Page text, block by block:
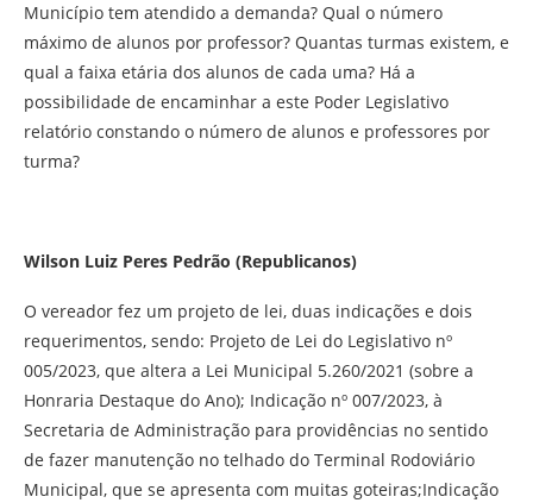
Município tem atendido a demanda? Qual o número
máximo de alunos por professor? Quantas turmas existem, e
qual a faixa etária dos alunos de cada uma? Há a
possibilidade de encaminhar a este Poder Legislativo
relatório constando o número de alunos e professores por
turma?
Wilson Luiz Peres Pedrão (Republicanos)
O vereador fez um projeto de lei, duas indicações e dois
requerimentos, sendo: Projeto de Lei do Legislativo nº
005/2023, que altera a Lei Municipal 5.260/2021 (sobre a
Honraria Destaque do Ano); Indicação nº 007/2023, à
Secretaria de Administração para providências no sentido
de fazer manutenção no telhado do Terminal Rodoviário
Municipal, que se apresenta com muitas goteiras;Indicação